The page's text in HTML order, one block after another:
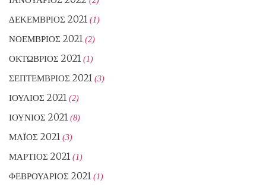
ΔΕΚΈΜΒΡΙΟΣ 2021 (1)
ΝΟΈΜΒΡΙΟΣ 2021 (2)
ΟΚΤΏΒΡΙΟΣ 2021 (1)
ΣΕΠΤΈΜΒΡΙΟΣ 2021 (3)
ΙΟΎΛΙΟΣ 2021 (2)
ΙΟΎΝΙΟΣ 2021 (8)
ΜΆΙΟΣ 2021 (3)
ΜΆΡΤΙΟΣ 2021 (1)
ΦΕΒΡΟΥΆΡΙΟΣ 2021 (1)